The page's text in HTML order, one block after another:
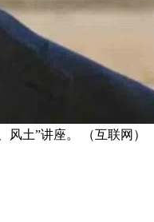
风土”讲座。 （互联网）